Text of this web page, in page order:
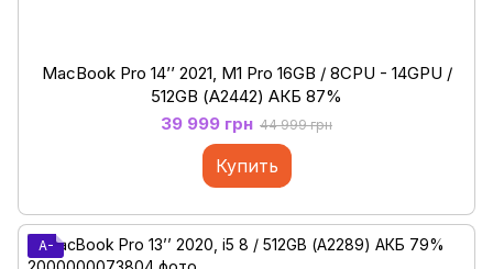
MacBook Pro 14’’ 2021, M1 Pro 16GB / 8CPU - 14GPU /
512GB (А2442) АКБ 87%
39 999 грн 44 999 грн
Купить
A-